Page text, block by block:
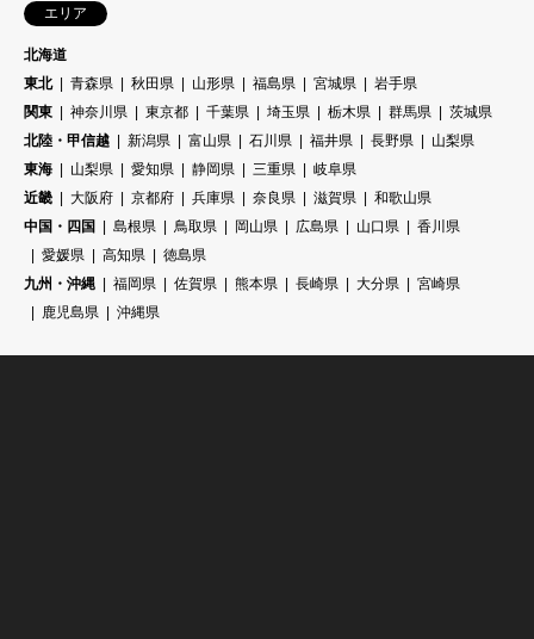
エリア
北海道
東北
青森県 秋田県 山形県 福島県 宮城県
岩手県
関東
神奈川県 東京都 千葉県 埼玉県 栃木県 群馬県
茨城県
北陸・甲信越
新潟県 富山県 石川県 福井県 長野県
山梨県
東海
山梨県 愛知県 静岡県 三重県
岐阜県
近畿
大阪府 京都府 兵庫県 奈良県 滋賀県
和歌山県
中国・四国
島根県 鳥取県 岡山県 広島県 山口県
香川県
愛媛県
高知県
徳島県
九州・沖縄
福岡県 佐賀県 熊本県 長崎県 大分県
宮崎県
鹿児島県
沖縄県